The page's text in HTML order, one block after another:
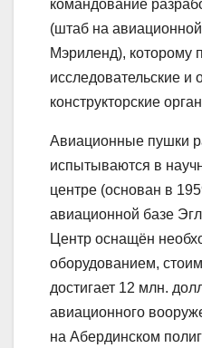
командование
(штаб на
Мэриленд), которому
исследовательские и
конструкторские
Авиационные пушки
испытываются в
центре (основан в
авиационной базе
Центр оснащён
оборудованием,
достигает 12 млн.
авиационного
на Абердинском